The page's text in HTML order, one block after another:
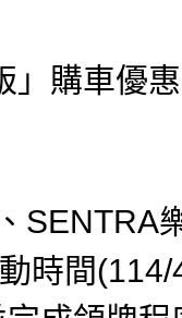
」購車優
SENTRA
時間(114/